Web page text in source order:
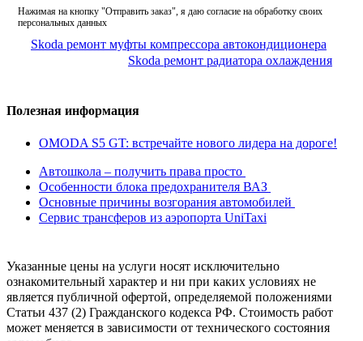
Нажимая на кнопку "Отправить заказ", я даю согласие на обработку своих
персональных данных
Skoda ремонт муфты компрессора автокондиционера
Skoda ремонт радиатора охлаждения
Полезная информация
OMODA S5 GT: встречайте нового лидера на дороге!
Автошкола – получить права просто
Особенности блока предохранителя ВАЗ
Основные причины возгорания автомобилей
Сервис трансферов из аэропорта UniTaxi
Указанные цены на услуги носят исключительно
ознакомительный характер и ни при каких условиях не
является публичной офертой, определяемой положениями
Статьи 437 (2) Гражданского кодекса РФ. Стоимость работ
может меняется в зависимости от технического состояния